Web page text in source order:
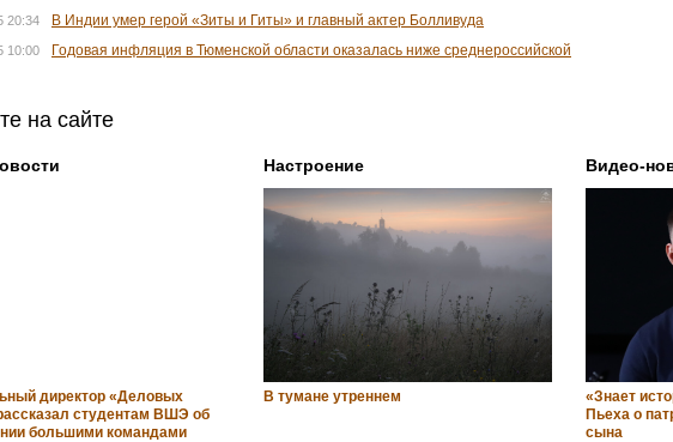
20:34 В Индии умер герой «Зиты и Гиты» и главный актер Болливуда
10:00 Годовая инфляция в Тюменской области оказалась ниже среднероссийской
на сайте
директор «Деловых
студентам ВШЭ об
большими командами
Настроение
В тумане утреннем
Видео-
«Знает
Пьеха о
сына